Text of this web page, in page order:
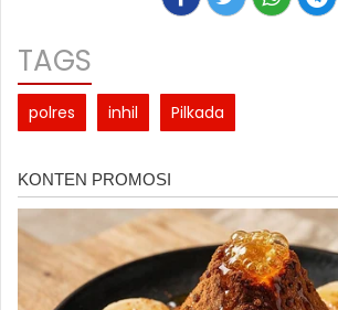
TAGS
polres inhil Pilkada